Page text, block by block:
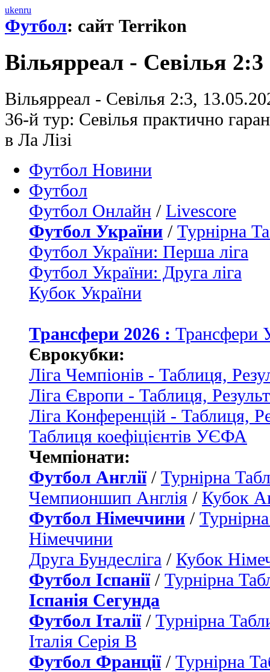
ukenru
Футбол: сайт Terrikon
Вільярреал - Севілья 2:3
Вільярреал - Севілья 2:3,
36-й тур: Севілья практично
в Ла Лізі
Футбол Новини
Футбол
Футбол Онлайн / Livescore
Футбол України / Турнірна
Футбол України: Перша ліга
Футбол України: Друга ліга
Кубок України
Трансфери 2026 : Трансфери
Єврокубки:
Ліга Чемпіонів - Таблиця,
Ліга Європи - Таблиця,
Ліга Конференцій - Таблиця,
Таблиця коефіцієнтів УЄФА
Чемпіонати:
Футбол Англії/ Турнірна
Чемпионшип Англія / Кубок
Футбол Німеччини /
Німеччини
Друга Бундесліга / Кубок
Футбол Іспанії/ Турнірна
Іспанія Сегунда
Футбол Італії/ Турнірна
Італія Серія B
Футбол Франції/ Турнірна